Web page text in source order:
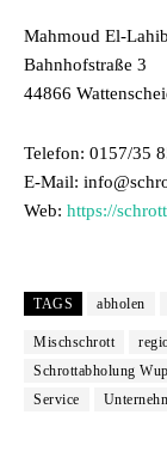
Mahmoud El-Lahib
Bahnhofstraße 3
44866
Telefon: 0157/35
E-Mail:
Web: https://
TAGS abholen
Mischschrott
Schrottabholung
Service